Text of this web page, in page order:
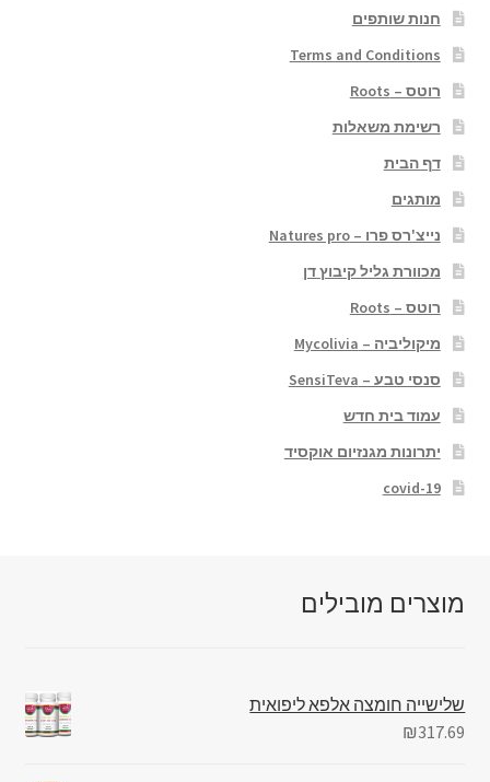
חנות שותפים
Terms and Conditions
רוטס – Roots
רשימת משאלות
דף הבית
מותגים
נייצ'רס פרו – Natures pro
מכוורת גליל קיבוץ דן
רוטס – Roots
מיקוליביה – Mycolivia
סנסי טבע – SensiTeva
עמוד בית חדש
יתרונות מגנזיום אוקסיד
covid-19
מוצרים מובילים
שלישייה חומצה אלפא ליפואית
₪317.69